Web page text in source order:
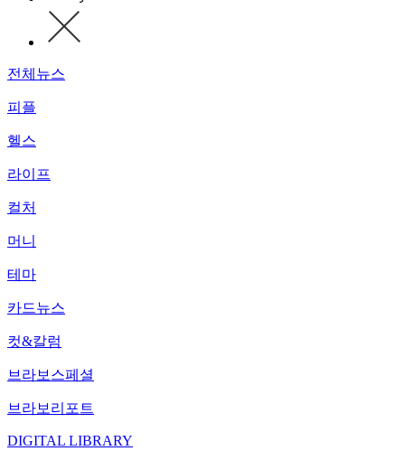
전체뉴스
피플
헬스
라이프
컬처
머니
테마
카드뉴스
컷&칼럼
브라보스페셜
브라보리포트
DIGITAL LIBRARY